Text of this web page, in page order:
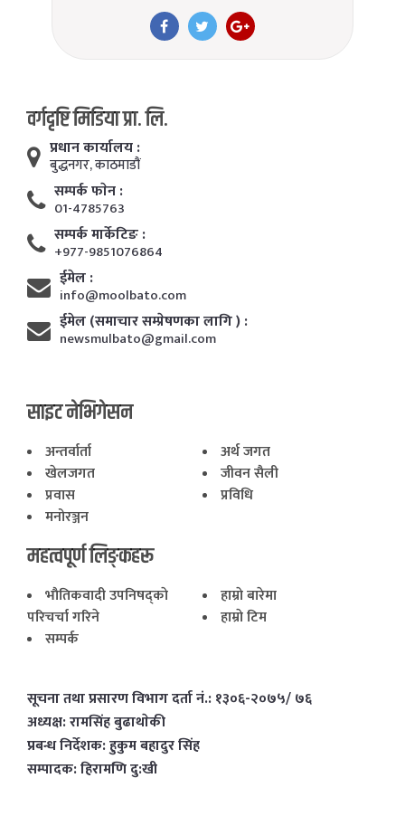
वर्गदृष्टि मिडिया प्रा. लि.
प्रधान कार्यालय :
बुद्धनगर, काठमाडाैं
सम्पर्क फाेन :
01-4785763
सम्पर्क मार्केटिङ :
+977-9851076864
ईमेल :
info@moolbato.com
ईमेल (समाचार सम्प्रेषणका लागि ) :
newsmulbato@gmail.com
साइट नेभिगेसन
अन्तर्वार्ता
अर्थ जगत
खेलजगत
जीवन सैली
प्रवास
प्रविधि
मनोरञ्जन
महत्वपूर्ण लिङ्कहरू
भाैतिकवादी उपनिषद्काे
परिचर्चा गरिने
हाम्राे बारेमा
हाम्राे टिम
सम्पर्क
सूचना तथा प्रसारण विभाग दर्ता नं.: १३०६-२०७५/ ७६
अध्यक्ष: रामसिंह बुढाथाेकी
प्रबन्ध निर्देशक: हुकुम बहादुर सिंह
सम्पादक: हिरामणि दु:खी